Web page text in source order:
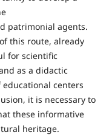
patrimonial agents.
this route, already
for scientific
as a didactic
centers
it is necessary to
these informative
heritage.